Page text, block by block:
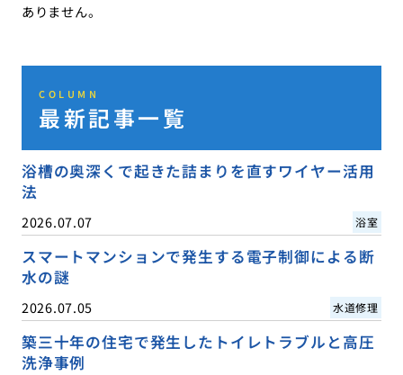
ありません。
COLUMN
最新記事一覧
浴槽の奥深くで起きた詰まりを直すワイヤー活用
法
2026.07.07 浴室
スマートマンションで発生する電子制御による断
水の謎
2026.07.05 水道修理
築三十年の住宅で発生したトイレトラブルと高圧
洗浄事例